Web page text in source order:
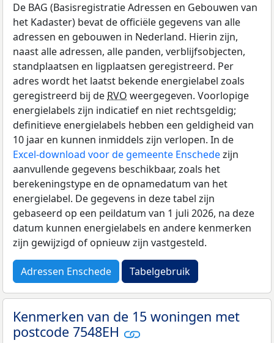
De BAG (Basisregistratie Adressen en Gebouwen van
het Kadaster) bevat de officiële gegevens van alle
adressen en gebouwen in Nederland. Hierin zijn,
naast alle adressen, alle panden, verblijfsobjecten,
standplaatsen en ligplaatsen geregistreerd. Per
adres wordt het laatst bekende energielabel zoals
geregistreerd bij de RVO weergegeven. Voorlopige
energielabels zijn indicatief en niet rechtsgeldig;
definitieve energielabels hebben een geldigheid van
10 jaar en kunnen inmiddels zijn verlopen. In de
Excel-download voor de gemeente Enschedezijn
aanvullende gegevens beschikbaar, zoals het
berekeningstype en de opnamedatum van het
energielabel. De gegevens in deze tabel zijn
gebaseerd op een peildatum van 1 juli 2026, na deze
datum kunnen energielabels en andere kenmerken
zijn gewijzigd of opnieuw zijn vastgesteld.
Adressen Enschede Tabelgebruik
Kenmerken van de 15 woningen met
postcode 7548EH